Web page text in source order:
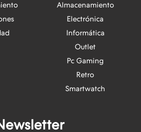
Almacenamiento
Electrónica
Informática
Outlet
Pc Gaming
Retro
Smartwatch